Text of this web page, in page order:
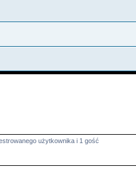
użytkownika i 1 gość